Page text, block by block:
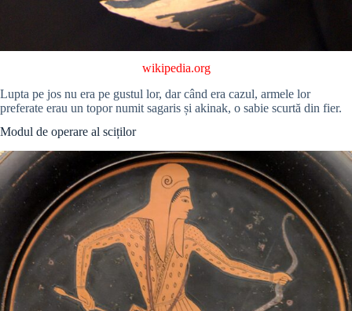
wikipedia.org
Lupta pe jos nu era pe gustul lor, dar când era cazul, armele lor
preferate erau un topor numit sagaris și akinak, o sabie scurtă din fier.
Modul de operare al sciților